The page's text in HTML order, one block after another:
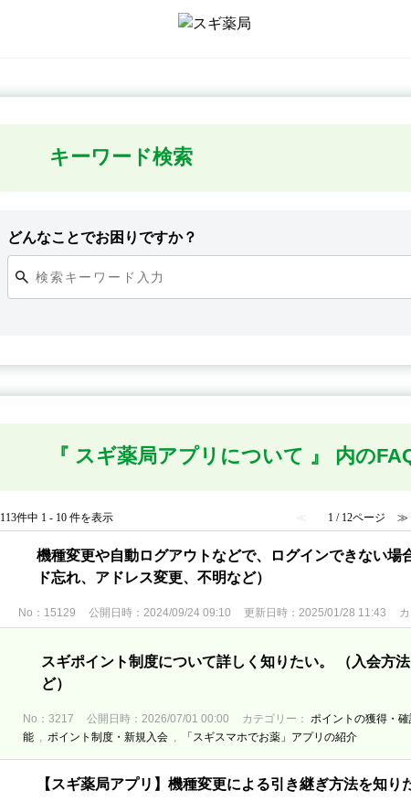
キーワード検索
どんなことでお困りですか？
『 スギ薬局アプリについて 』 内の
113件中 1 - 10 件を表示 ≪ 1 / 12ページ ≫
機種変更や自動ログアウトなどで、ログインできない
ド忘れ、アドレス変更、不明など）
No：15129 公開日時：2024/09/24 09:10 更新日時：2025/01/28 11:43
スギポイント制度について詳しく知りたい。 （入会方
ど）
No：3217 公開日時：2026/07/01 00:00 カテゴリー： ポイントの獲得・
能 , ポイント制度・新規入会 , 「スギスマホでお薬」アプリの紹介
【スギ薬局アプリ】機種変更による引き継ぎ方法を知り